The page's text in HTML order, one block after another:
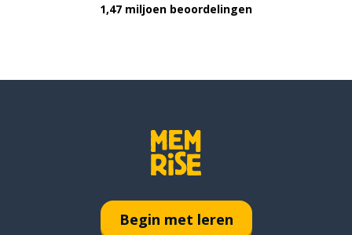
1,47 miljoen beoordelingen
Begin met leren